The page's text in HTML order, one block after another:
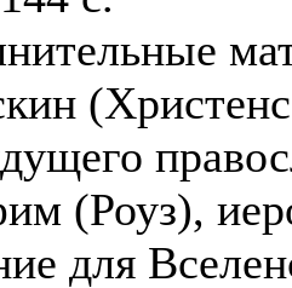
(Роуз),
для